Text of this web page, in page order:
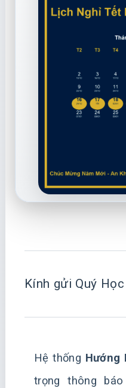
Kính gửi Quý
Hệ thống Hướng
trọng thông